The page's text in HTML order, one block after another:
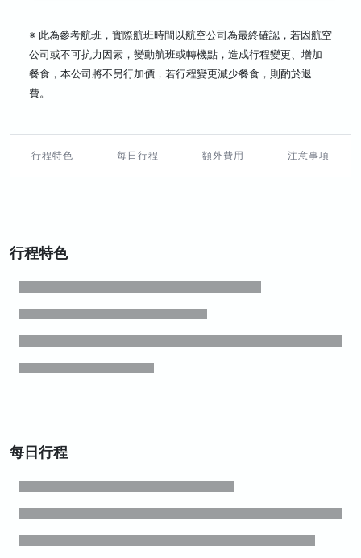
※ 此為參考航班，實際航班時間以航空公司為最終確認，若因航空
公司或不可抗力因素，變動航班或轉機點，造成行程變更、增加
餐食，本公司將不另行加價，若行程變更減少餐食，則酌於退
費。
行程特色 每日行程 額外費用 注意事項
行程特色
每日行程